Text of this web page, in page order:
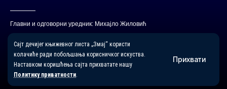
Сајт дечијег књижевног листа „Змај“ користи
колачиће ради побољшања корисничког искуства.
Наставком коришћења сајта прихватате нашу
Политику приватности.
Прихвати
Главни и одговорни уредник: Михајло Жиловић
© 2026 Часопис „Змај“. Сва права задржана.